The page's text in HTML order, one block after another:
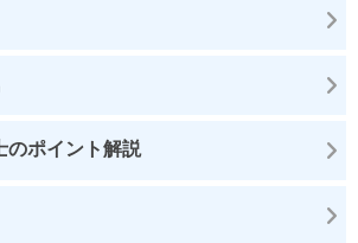
のポイント解説